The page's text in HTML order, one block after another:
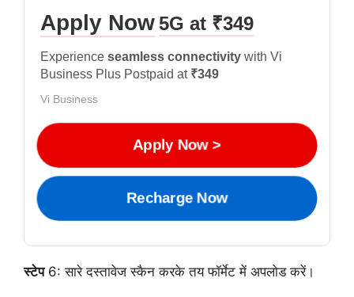
Apply Now5G at ₹349
Experience seamless connectivity with Vi
Business Plus Postpaid at ₹349
Vi Business
Apply Now >
Recharge Now
स्टेप6: सारे दस्तावेज स्कैन करके तय फॉर्मेट में अपलोड करें।